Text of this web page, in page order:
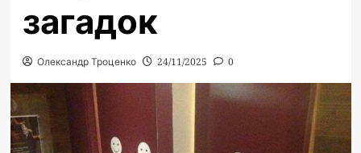
загадок
Олександр Троценко 24/11/2025 0